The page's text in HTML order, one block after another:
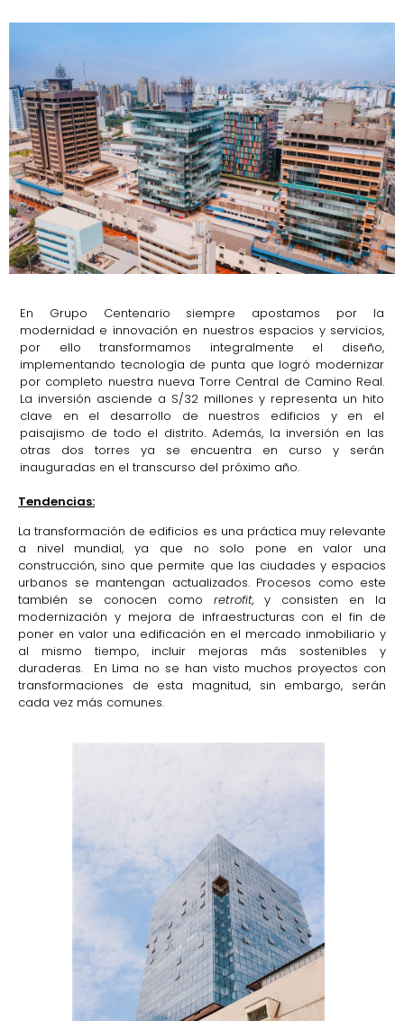
En Grupo Centenario siempre apostamos por la
modernidad e innovación en nuestros espacios y servicios,
por ello transformamos integralmente el diseño,
implementando tecnología de punta que logró modernizar
por completo nuestra nueva Torre Central de Camino Real.
La inversión asciende a S/32 millones y representa un hito
clave en el desarrollo de nuestros edificios y en el
paisajismo de todo el distrito. Además, la inversión en las
otras dos torres ya se encuentra en curso y serán
inauguradas en el transcurso del próximo año.
Tendencias:
La transformación de edificios es una práctica muy relevante
a nivel mundial, ya que no solo pone en valor una
construcción, sino que permite que las ciudades y espacios
urbanos se mantengan actualizados. Procesos como este
también se conocen como retrofit,y consisten en la
modernización y mejora de infraestructuras con el fin de
poner en valor una edificación en el mercado inmobiliario y
al mismo tiempo, incluir mejoras más sostenibles y
duraderas. En Lima no se han visto muchos proyectos con
transformaciones de esta magnitud, sin embargo, serán
cada vez más comunes.